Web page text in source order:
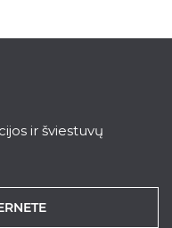
ir šviestuvų